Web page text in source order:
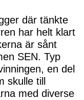
där tänkte
har helt klart
är sånt
SEN. Typ
en del
skulle till
med diverse